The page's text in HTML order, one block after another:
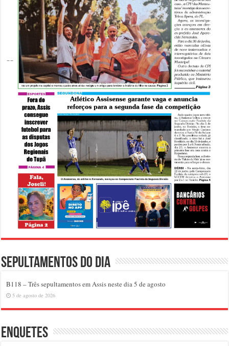
Sepultamentos do dia
B118 – Três sepultamentos em Assis neste dia 5 de agosto
5 de agosto de 2026
Enquetes